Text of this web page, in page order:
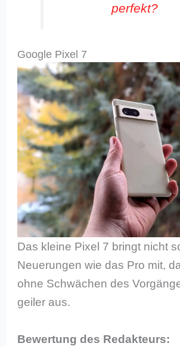
perfekt?
Google Pixel 7
Das kleine Pixel 7 bringt nicht
Neuerungen wie das Pro mit,
ohne Schwächen des
geiler aus.
Bewertung des Redakteurs: